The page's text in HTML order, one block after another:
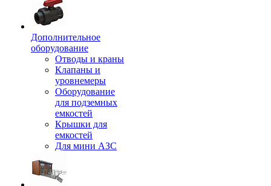
Дополнительное
оборудование
Отводы и краны
Клапаны и
уровнемеры
Оборудование
для подземных
емкостей
Крышки для
емкостей
Для мини АЗС